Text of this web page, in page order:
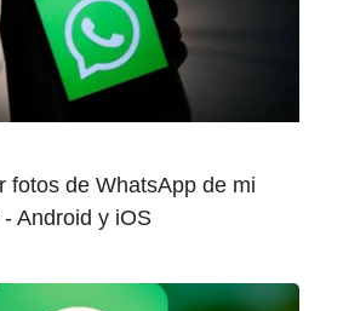
fotos de WhatsApp de mi
Android y iOS